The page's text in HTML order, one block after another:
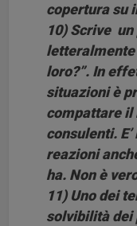
copertura su
10) Scrive
letteralmente
loro?”. In
situazioni è
compattare il
consulenti.
reazioni
ha. Non è
11) Uno dei
solvibilità dei